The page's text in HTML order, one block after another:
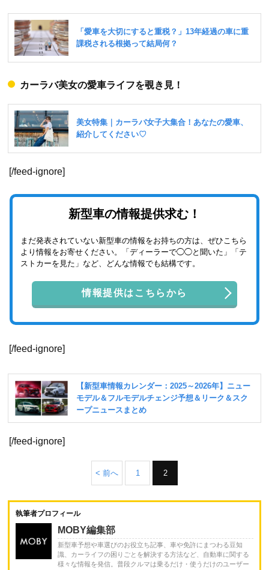
カーラバ美女の愛車ライフを覗き見！
[/feed-ignore]
新型車の情報提供求む！
まだ発表されていない新型車の情報をお持ちの方は、ぜひこちら
より情報をお寄せください。「ディーラーで◯◯と聞いた」「テ
ストカーを見た」など、どんな情報でも結構です。
情報提供はこちらから
[/feed-ignore]
[/feed-ignore]
< 前へ 1 2
執筆者プロフィール
MOBY編集部
新型車予想や車選びのお役立ち記事、車や免許にまつわる豆知
識、カーライフの困りごとを解決する方法など、自動車に関する
様々な情報を発信。普段クルマは乗るだけ・使うだけのユーザー